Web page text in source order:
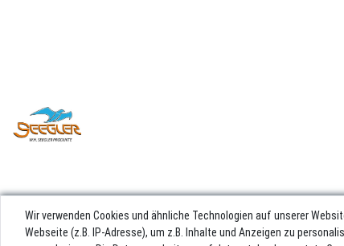
Wir verwenden Cookies und ähnliche Technologien auf unserer
Webseite (z.B. IP-Adresse), um z.B. Inhalte und Anzeigen zu